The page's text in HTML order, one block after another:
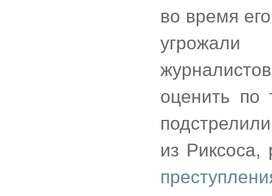
во время
оценить по
из Риксоса,